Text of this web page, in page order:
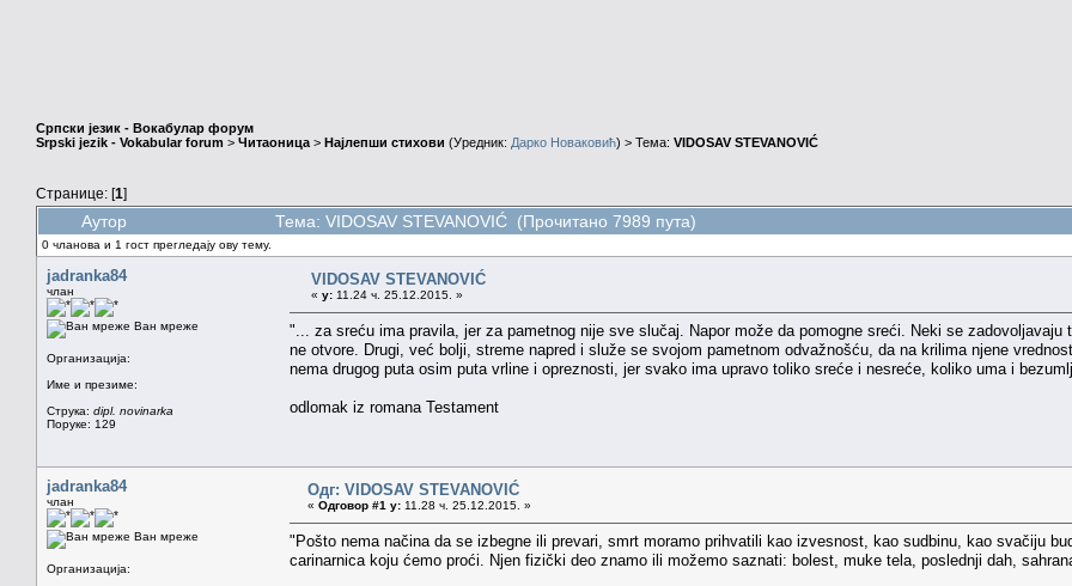
Српски језик - Вокабулар форум
Srpski jezik - Vokabular forum > Читаоница > Најлепши стихови (Уредник: Дарко Новаковић) > Тема: VIDOSAV STEVANOVIĆ
Странице: [1]
Аутор Тема: VIDOSAV STEVANOVIĆ (Прочитано 7989 пута)
0 чланова и 1 гост прегледају ову тему.
jadranka84
члан
Ван мреже
Организација:
Име и презиме:
Струка: dipl. novinarka
Поруке: 129
VIDOSAV STEVANOVIĆ
« у: 11.24 ч. 25.12.2015. »
"... za sreću ima pravila, jer za pametnog nije sve slučaj. Napor može da pomogne sreći. Neki se
ne otvore. Drugi, već bolji, streme napred i služe se svojom pametnom odvažnošću, da na krilima njene
nema drugog puta osim puta vrline i opreznosti, jer svako ima upravo toliko sreće i nesreće, koliko uma i
odlomak iz romana Testament
jadranka84
члан
Ван мреже
Организација:
Одг: VIDOSAV STEVANOVIĆ
« Одговор #1 у: 11.28 ч. 25.12.2015. »
"Pošto nema načina da se izbegne ili prevari, smrt moramo prihvatili kao izvesnost, kao sudbinu, kao svačiju
carinarnica koju ćemo proći. Njen fizički deo znamo ili možemo saznati: bolest, muke tela, poslednji dah,